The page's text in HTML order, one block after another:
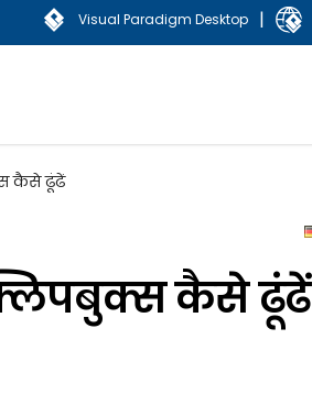
Visual Paradigm Desktop |
कैसे ढूंढें
कैसे ढूंढें